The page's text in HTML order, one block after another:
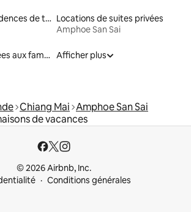
Locations de résidences de tourisme Locations de suites privées
Amphoe San Sai
Locations adaptées aux familles Afficher plus
Chiang Mai Amphoe San Sai
de vacances
© 2026 Airbnb, Inc.
Conditions générales